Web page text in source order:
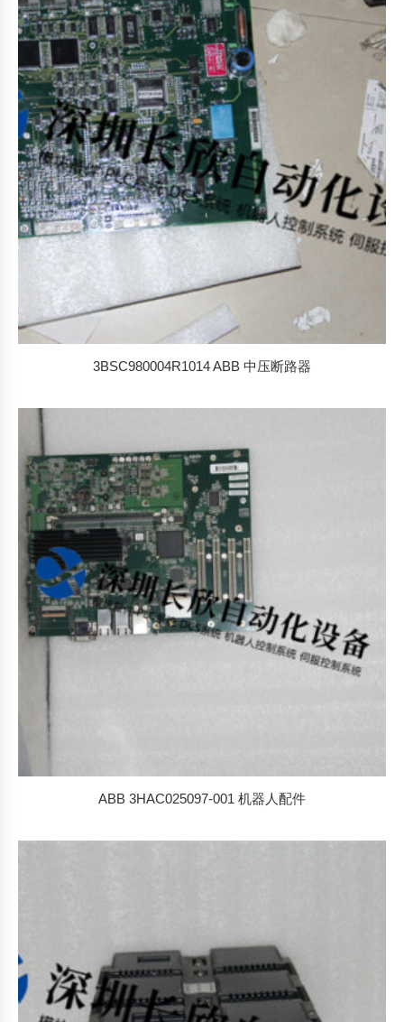
3BSC980004R1014 ABB 中压断路器
ABB 3HAC025097-001 机器人配件